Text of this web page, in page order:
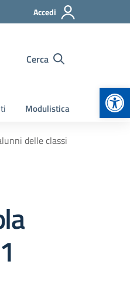
Accedi
Cerca
Modulistica
delle classi